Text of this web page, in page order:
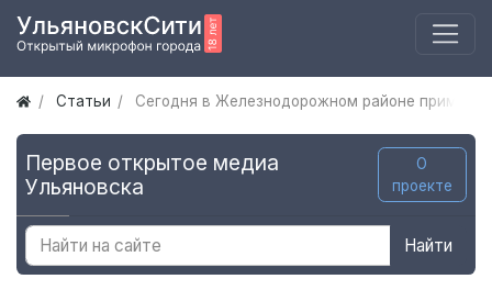
Статьи Сегодня в Железнодорожном районе примут
Первое открытое медиа
Ульяновска
О
проекте
Найти